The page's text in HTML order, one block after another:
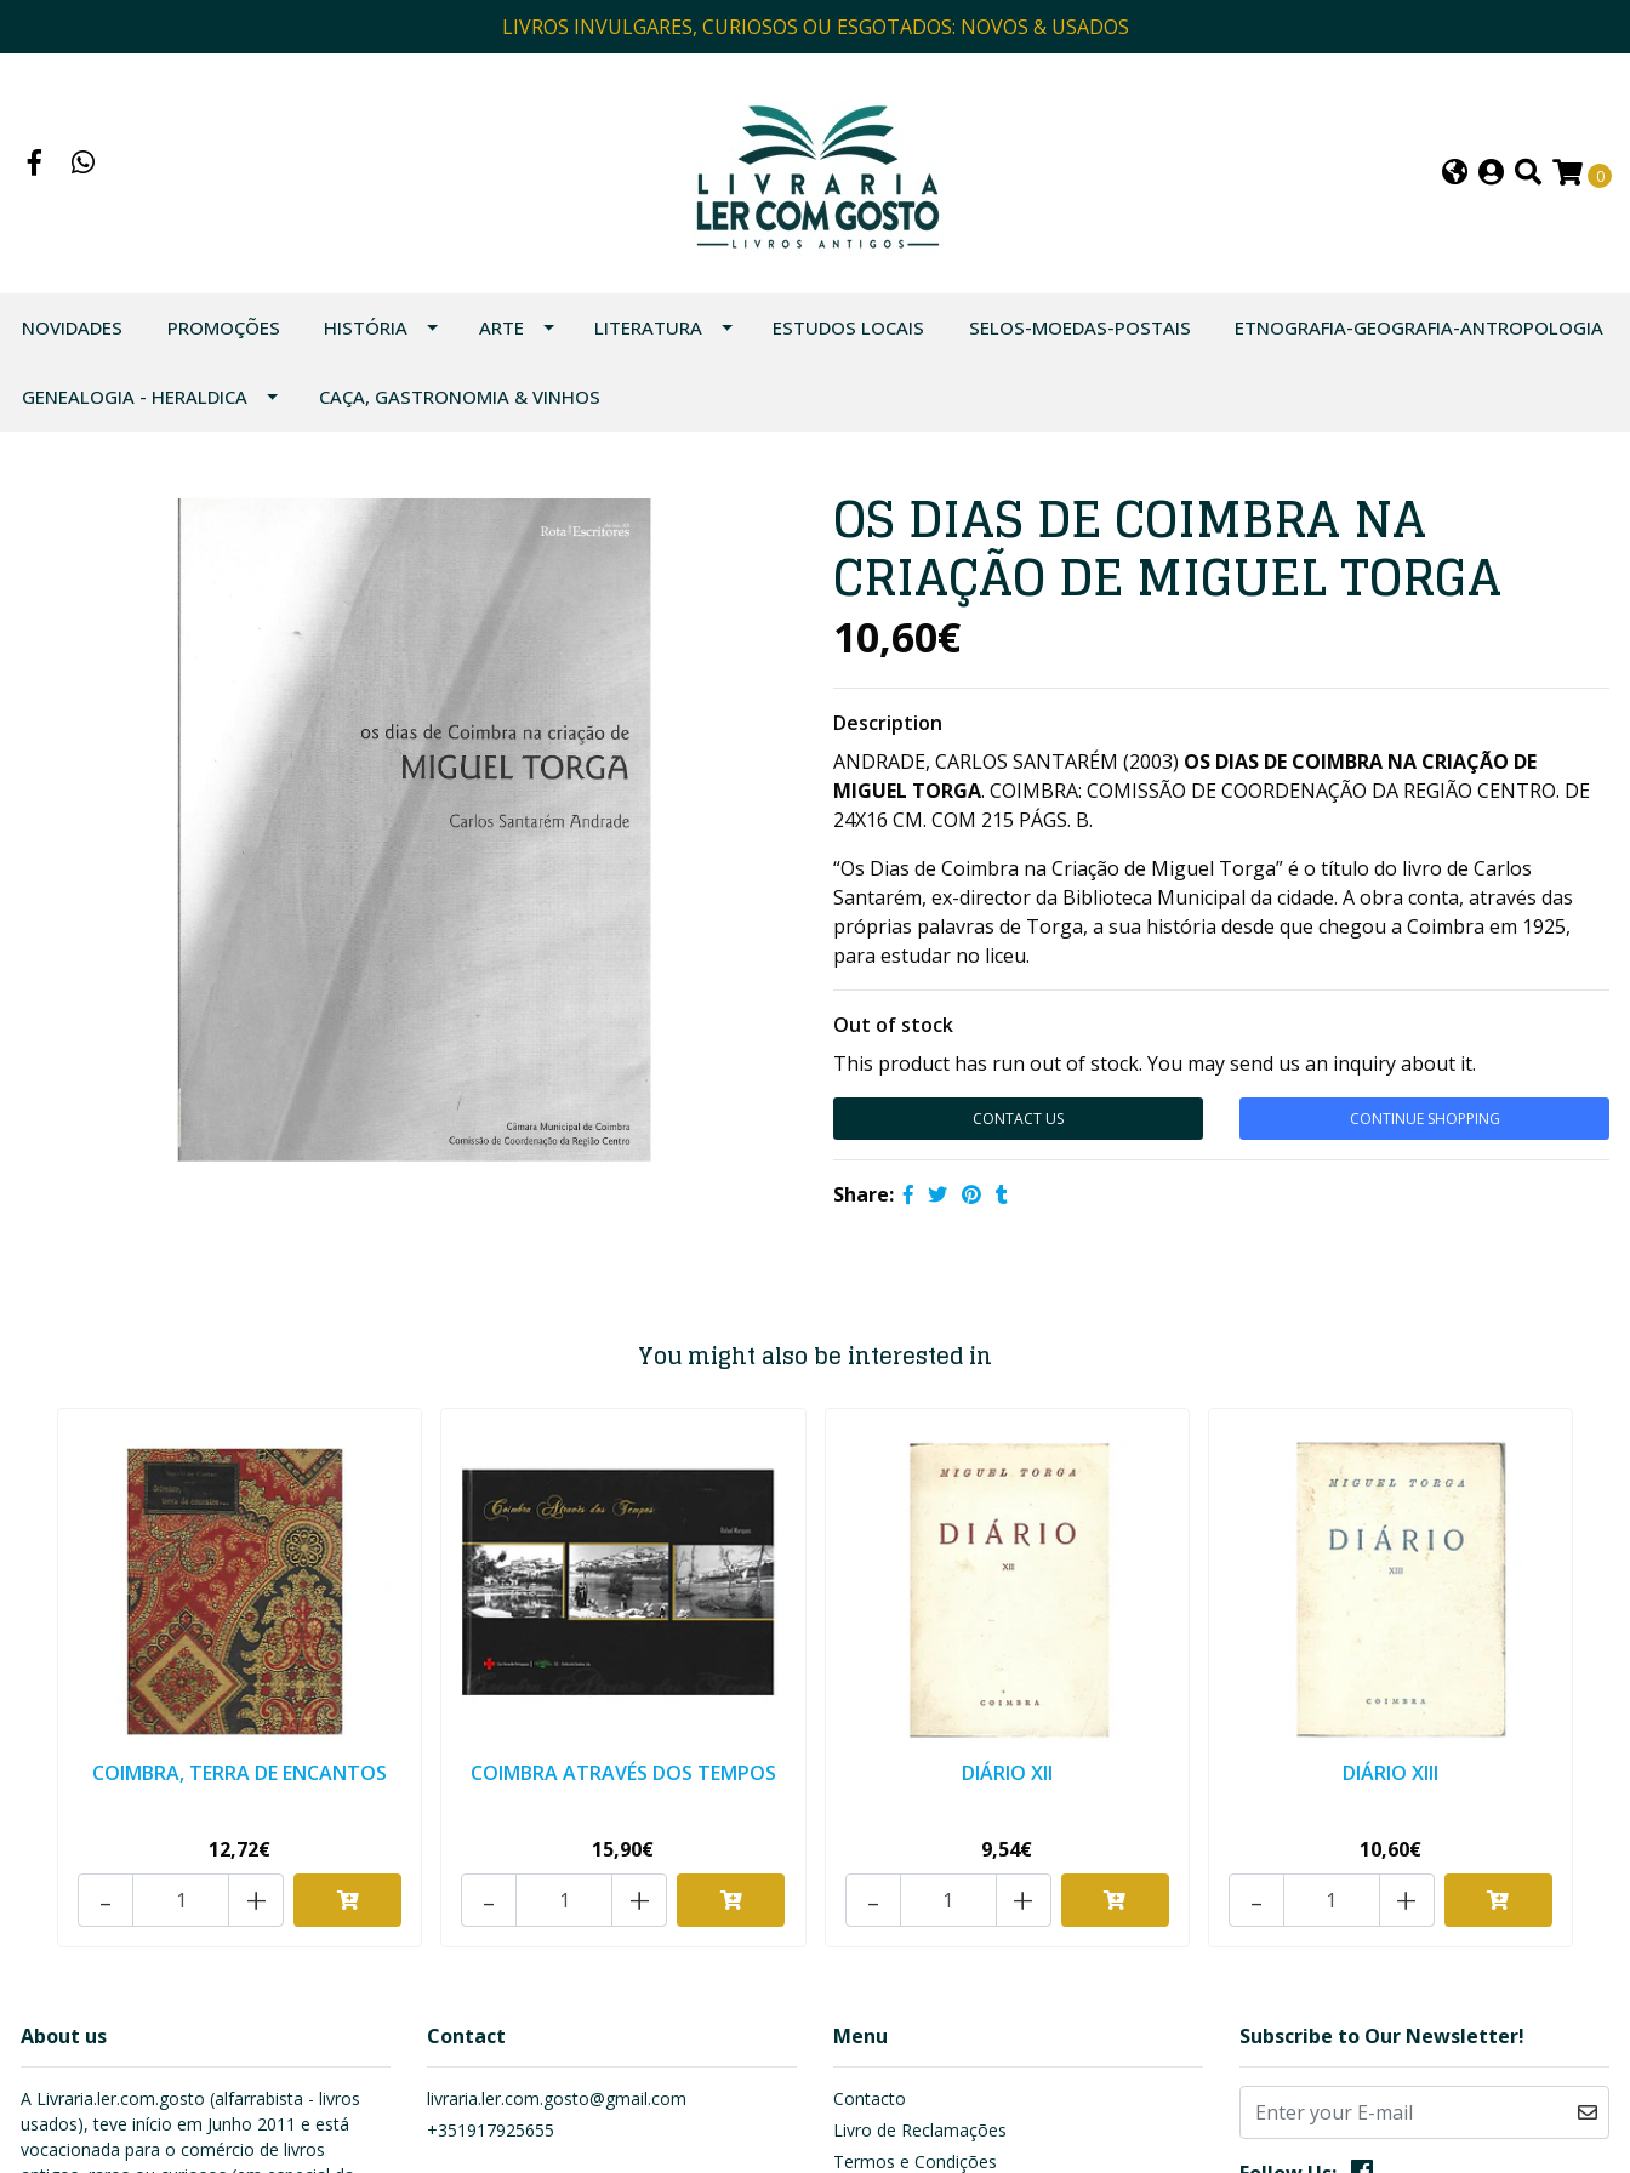
LIVROS INVULGARES, CURIOSOS OU ESGOTADOS: NOVOS & USADOS
0
NOVIDADES PROMOÇÕES HISTÓRIA ARTE LITERATURA ESTUDOS LOCAIS SELOS-MOEDAS-POSTAIS ETNOGRAFIA-GEOGRAFIA-ANTROPOLOGIA
GENEALOGIA - HERALDICA CAÇA, GASTRONOMIA & VINHOS
OS DIAS DE COIMBRA NA
CRIAÇÃO DE MIGUEL TORGA
10,60€
Description
ANDRADE, CARLOS SANTARÉM (2003) OS DIAS DE COIMBRA NA CRIAÇÃO DE
MIGUEL TORGA. COIMBRA: COMISSÃO DE COORDENAÇÃO DA REGIÃO CENTRO. DE
24X16 CM. COM 215 PÁGS. B.
“Os Dias de Coimbra na Criação de Miguel Torga” é o título do livro de Carlos
Santarém, ex-director da Biblioteca Municipal da cidade. A obra conta, através das
próprias palavras de Torga, a sua história desde que chegou a Coimbra em 1925,
para estudar no liceu.
Out of stock
This product has run out of stock. You may send us an inquiry about it.
CONTACT US CONTINUE SHOPPING
Share:
You might also be interested in
COIMBRA, TERRA DE ENCANTOS
12,72€
+
-
COIMBRA ATRAVÉS DOS TEMPOS
15,90€
+
-
DIÁRIO XII
9,54€
+
-
DIÁRIO XIII
10,60€
+
-
About us
A Livraria.ler.com.gosto (alfarrabista - livros
usados), teve início em Junho 2011 e está
vocacionada para o comércio de livros
Contact
livraria.ler.com.gosto@gmail.com
+351917925655
Menu
Contacto
Livro de Reclamações
Termos e Condições
Subscribe to Our Newsletter!